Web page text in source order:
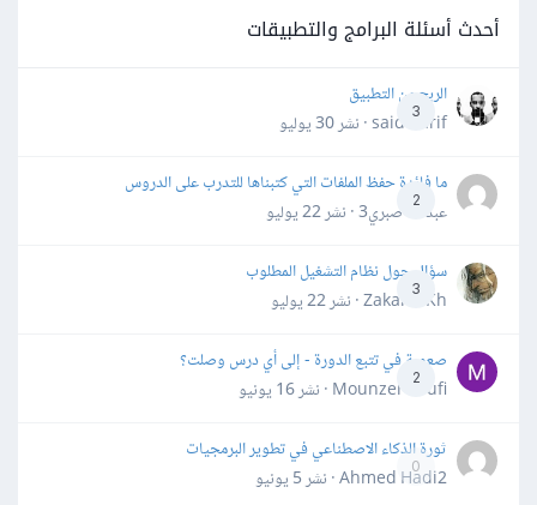
أحدث أسئلة البرامج والتطبيقات
3
الربح من التطبيق
said darif · نشر
30 يوليو
2
ما فائدة حفظ الملفات التي كتبناها للتدرب على الدروس
عبدالله صبري3 · نشر
22 يوليو
3
سؤال حول نظام التشغيل المطلوب
Zakaria Kh · نشر
22 يوليو
2
صعوبة في تتبع الدورة - إلى أي درس وصلت؟
Mounzer Soufi · نشر
16 يونيو
0
ثورة الذكاء الاصطناعي في تطوير البرمجيات
Ahmed Hadi2 · نشر
5 يونيو